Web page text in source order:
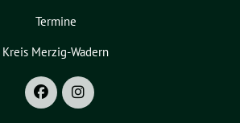
Termine
Kreis Merzig-Wadern